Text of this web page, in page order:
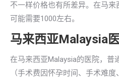
不一样价格也有所差异。在马
可能需要1000左右。
马来西亚Malaysia
在马来西亚Malaysia的医院，普
（手术费因怀孕时间、手术难